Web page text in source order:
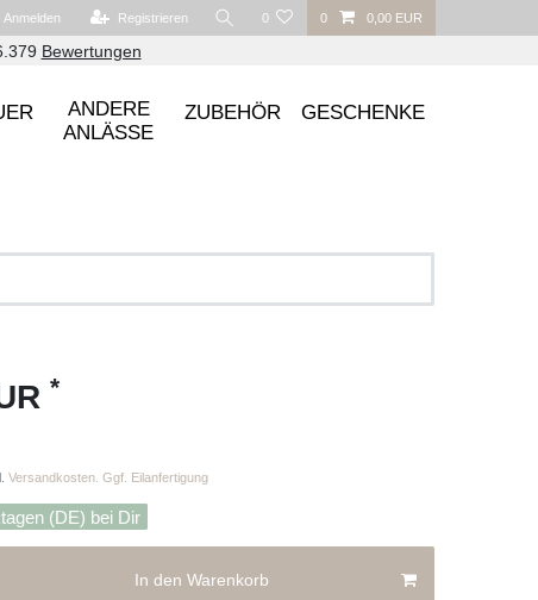
Anmelden Registrieren 0 0 0,00 EUR
Bewertungen
ANDERE
ANLÄSSE
ZUBEHÖR GESCHENKE
*
Versandkosten. Ggf. Eilanfertigung
(DE) bei Dir
In den Warenkorb